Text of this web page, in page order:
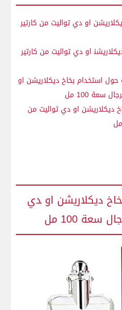
او دي تواليت من كارتير
او دي تواليت من ⁤كارتير
استخدام ⁤بخاخ ديكلاريشن او
سعة 100 مل
ديكلاريشن او دي تواليت من⁤
ديكلاريشن او ‍دي
100 مل